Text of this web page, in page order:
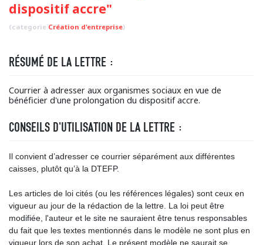
dispositif accre"
(categorie Création d'entreprise)
RÉSUMÉ DE LA LETTRE :
Courrier à adresser aux organismes sociaux en vue de
bénéficier d'une prolongation du dispositif accre.
CONSEILS D'UTILISATION DE LA LETTRE :
Il convient d’adresser ce courrier séparément aux différentes
caisses, plutôt qu’à la DTEFP.
Les articles de loi cités (ou les références légales) sont ceux en
vigueur au jour de la rédaction de la lettre. La loi peut être
modifiée, l'auteur et le site ne sauraient être tenus responsables
du fait que les textes mentionnés dans le modèle ne sont plus en
vigueur lors de son achat. Le présent modèle ne saurait se